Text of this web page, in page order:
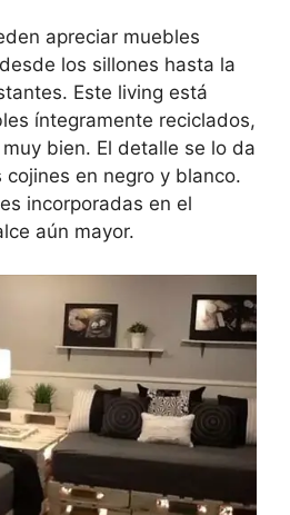
apreciar muebles
los sillones hasta la
Este living está
íntegramente reciclados,
bien. El detalle se lo da
en negro y blanco.
incorporadas en el
aún mayor.